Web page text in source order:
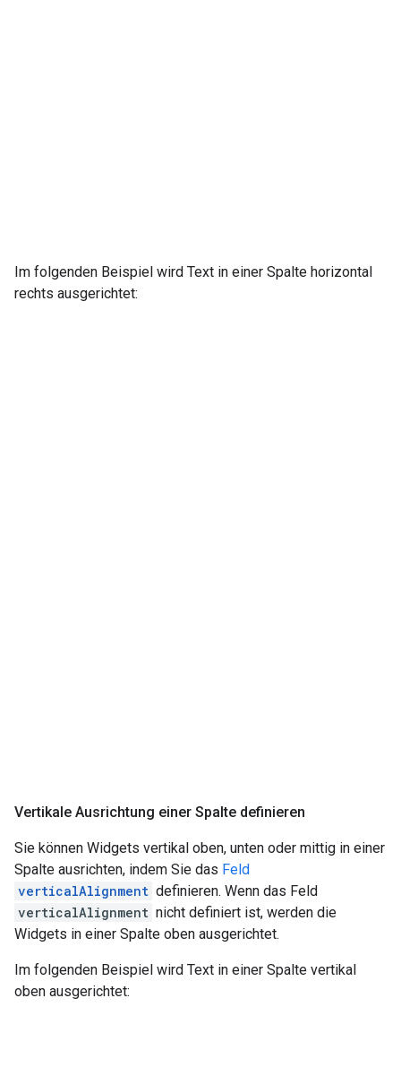
Im folgenden Beispiel wird Text in einer Spalte horizontal
rechts ausgerichtet:
Vertikale Ausrichtung einer Spalte definieren
Sie können Widgets vertikal oben, unten oder mittig in einer
Spalte ausrichten, indem Sie das Feld
verticalAlignment definieren. Wenn das Feld
verticalAlignment nicht definiert ist, werden die
Widgets in einer Spalte oben ausgerichtet.
Im folgenden Beispiel wird Text in einer Spalte vertikal
oben ausgerichtet: